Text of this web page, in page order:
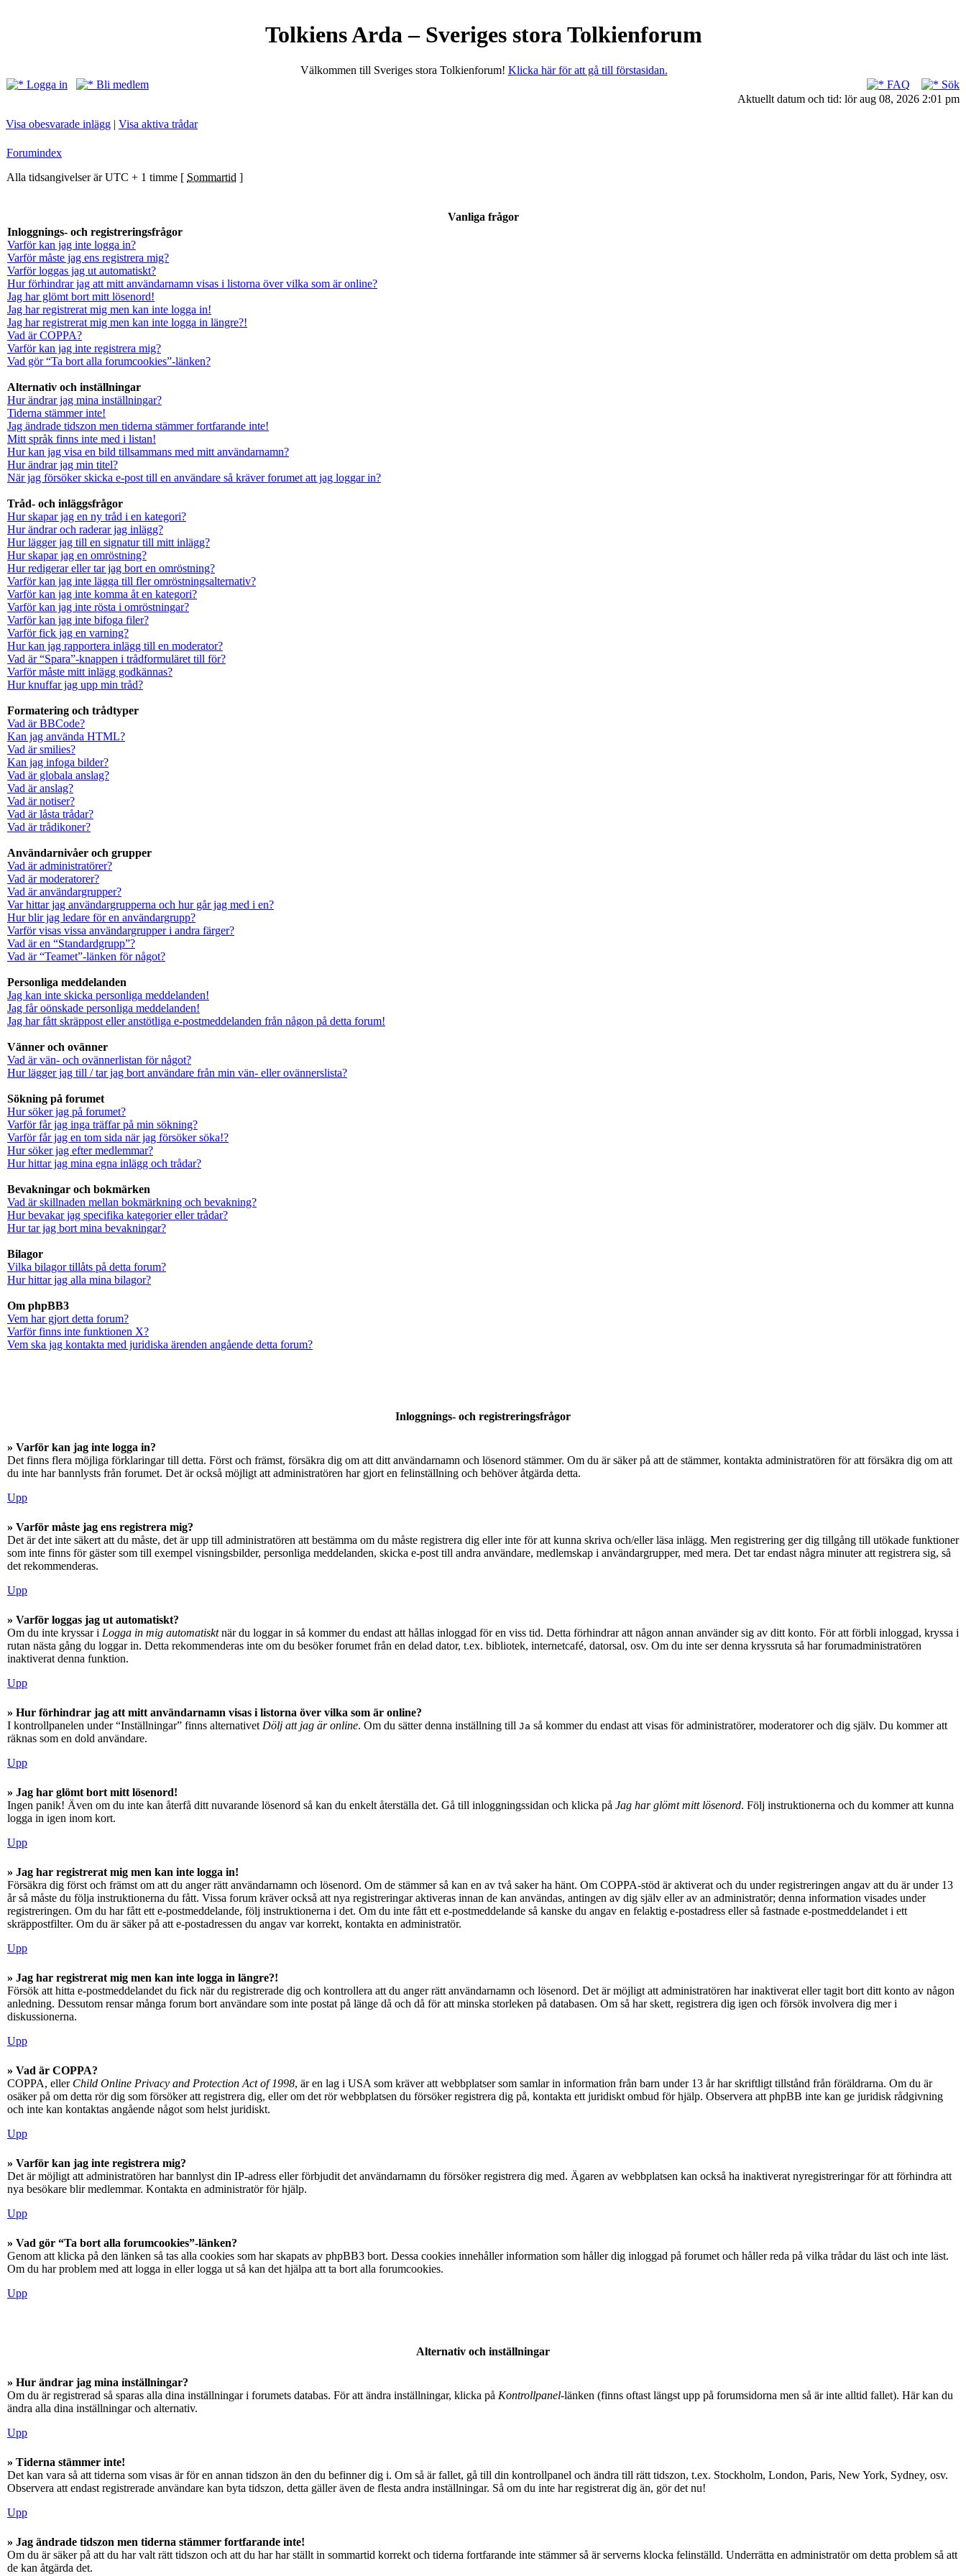
Tolkiens Arda – Sveriges stora Tolkienforum
Välkommen till Sveriges stora Tolkienforum! Klicka här för att gå till förstasidan.
Logga in
Bli medlem FAQ
Sök
Aktuellt datum och tid: lör aug 08, 2026 2:01 pm
Visa obesvarade inlägg | Visa aktiva trådar
Forumindex
Alla tidsangivelser är UTC + 1 timme [ Sommartid ]
Vanliga frågor
Inloggnings- och registreringsfrågor
Varför kan jag inte logga in?
Varför måste jag ens registrera mig?
Varför loggas jag ut automatiskt?
Hur förhindrar jag att mitt användarnamn visas i listorna över vilka som är online?
Jag har glömt bort mitt lösenord!
Jag har registrerat mig men kan inte logga in!
Jag har registrerat mig men kan inte logga in längre?!
Vad är COPPA?
Varför kan jag inte registrera mig?
Vad gör “Ta bort alla forumcookies”-länken?
Alternativ och inställningar
Hur ändrar jag mina inställningar?
Tiderna stämmer inte!
Jag ändrade tidszon men tiderna stämmer fortfarande inte!
Mitt språk finns inte med i listan!
Hur kan jag visa en bild tillsammans med mitt användarnamn?
Hur ändrar jag min titel?
När jag försöker skicka e-post till en användare så kräver forumet att jag loggar in?
Tråd- och inläggsfrågor
Hur skapar jag en ny tråd i en kategori?
Hur ändrar och raderar jag inlägg?
Hur lägger jag till en signatur till mitt inlägg?
Hur skapar jag en omröstning?
Hur redigerar eller tar jag bort en omröstning?
Varför kan jag inte lägga till fler omröstningsalternativ?
Varför kan jag inte komma åt en kategori?
Varför kan jag inte rösta i omröstningar?
Varför kan jag inte bifoga filer?
Varför fick jag en varning?
Hur kan jag rapportera inlägg till en moderator?
Vad är “Spara”-knappen i trådformuläret till för?
Varför måste mitt inlägg godkännas?
Hur knuffar jag upp min tråd?
Formatering och trådtyper
Vad är BBCode?
Kan jag använda HTML?
Vad är smilies?
Kan jag infoga bilder?
Vad är globala anslag?
Vad är anslag?
Vad är notiser?
Vad är låsta trådar?
Vad är trådikoner?
Användarnivåer och grupper
Vad är administratörer?
Vad är moderatorer?
Vad är användargrupper?
Var hittar jag användargrupperna och hur går jag med i en?
Hur blir jag ledare för en användargrupp?
Varför visas vissa användargrupper i andra färger?
Vad är en “Standardgrupp”?
Vad är “Teamet”-länken för något?
Personliga meddelanden
Jag kan inte skicka personliga meddelanden!
Jag får oönskade personliga meddelanden!
Jag har fått skräppost eller anstötliga e-postmeddelanden från någon på detta forum!
Vänner och ovänner
Vad är vän- och ovännerlistan för något?
Hur lägger jag till / tar jag bort användare från min vän- eller ovännerslista?
Sökning på forumet
Hur söker jag på forumet?
Varför får jag inga träffar på min sökning?
Varför får jag en tom sida när jag försöker söka!?
Hur söker jag efter medlemmar?
Hur hittar jag mina egna inlägg och trådar?
Bevakningar och bokmärken
Vad är skillnaden mellan bokmärkning och bevakning?
Hur bevakar jag specifika kategorier eller trådar?
Hur tar jag bort mina bevakningar?
Bilagor
Vilka bilagor tillåts på detta forum?
Hur hittar jag alla mina bilagor?
Om phpBB3
Vem har gjort detta forum?
Varför finns inte funktionen X?
Vem ska jag kontakta med juridiska ärenden angående detta forum?
Inloggnings- och registreringsfrågor
» Varför kan jag inte logga in?
Det finns flera möjliga förklaringar till detta. Först och främst, försäkra dig om att ditt användarnamn och lösenord stämmer. Om du är säker på att de stämmer, kontakta administratören för att försäkra dig om att
du inte har bannlysts från forumet. Det är också möjligt att administratören har gjort en felinställning och behöver åtgärda detta.
Upp
» Varför måste jag ens registrera mig?
Det är det inte säkert att du måste, det är upp till administratören att bestämma om du måste registrera dig eller inte för att kunna skriva och/eller läsa inlägg. Men registrering ger dig tillgång till utökade funktioner
som inte finns för gäster som till exempel visningsbilder, personliga meddelanden, skicka e-post till andra användare, medlemskap i användargrupper, med mera. Det tar endast några minuter att registrera sig, så
det rekommenderas.
Upp
» Varför loggas jag ut automatiskt?
Om du inte kryssar i Logga in mig automatisktnär du loggar in så kommer du endast att hållas inloggad för en viss tid. Detta förhindrar att någon annan använder sig av ditt konto. För att förbli inloggad, kryssa i
rutan nästa gång du loggar in. Detta rekommenderas inte om du besöker forumet från en delad dator, t.ex. bibliotek, internetcafé, datorsal, osv. Om du inte ser denna kryssruta så har forumadministratören
inaktiverat denna funktion.
Upp
» Hur förhindrar jag att mitt användarnamn visas i listorna över vilka som är online?
I kontrollpanelen under “Inställningar” finns alternativet Dölj att jag är online. Om du sätter denna inställning till Ja så kommer du endast att visas för administratörer, moderatorer och dig själv. Du kommer att
räknas som en dold användare.
Upp
» Jag har glömt bort mitt lösenord!
Ingen panik! Även om du inte kan återfå ditt nuvarande lösenord så kan du enkelt återställa det. Gå till inloggningssidan och klicka på Jag har glömt mitt lösenord. Följ instruktionerna och du kommer att kunna
logga in igen inom kort.
Upp
» Jag har registrerat mig men kan inte logga in!
Försäkra dig först och främst om att du anger rätt användarnamn och lösenord. Om de stämmer så kan en av två saker ha hänt. Om COPPA-stöd är aktiverat och du under registreringen angav att du är under 13
år så måste du följa instruktionerna du fått. Vissa forum kräver också att nya registreringar aktiveras innan de kan användas, antingen av dig själv eller av an administratör; denna information visades under
registreringen. Om du har fått ett e-postmeddelande, följ instruktionerna i det. Om du inte fått ett e-postmeddelande så kanske du angav en felaktig e-postadress eller så fastnade e-postmeddelandet i ett
skräppostfilter. Om du är säker på att e-postadressen du angav var korrekt, kontakta en administratör.
Upp
» Jag har registrerat mig men kan inte logga in längre?!
Försök att hitta e-postmeddelandet du fick när du registrerade dig och kontrollera att du anger rätt användarnamn och lösenord. Det är möjligt att administratören har inaktiverat eller tagit bort ditt konto av någon
anledning. Dessutom rensar många forum bort användare som inte postat på länge då och då för att minska storleken på databasen. Om så har skett, registrera dig igen och försök involvera dig mer i
diskussionerna.
Upp
» Vad är COPPA?
COPPA, eller Child Online Privacy and Protection Act of 1998, är en lag i USA som kräver att webbplatser som samlar in information från barn under 13 år har skriftligt tillstånd från föräldrarna. Om du är
osäker på om detta rör dig som försöker att registrera dig, eller om det rör webbplatsen du försöker registrera dig på, kontakta ett juridiskt ombud för hjälp. Observera att phpBB inte kan ge juridisk rådgivning
och inte kan kontaktas angående något som helst juridiskt.
Upp
» Varför kan jag inte registrera mig?
Det är möjligt att administratören har bannlyst din IP-adress eller förbjudit det användarnamn du försöker registrera dig med. Ägaren av webbplatsen kan också ha inaktiverat nyregistreringar för att förhindra att
nya besökare blir medlemmar. Kontakta en administratör för hjälp.
Upp
» Vad gör “Ta bort alla forumcookies”-länken?
Genom att klicka på den länken så tas alla cookies som har skapats av phpBB3 bort. Dessa cookies innehåller information som håller dig inloggad på forumet och håller reda på vilka trådar du läst och inte läst.
Om du har problem med att logga in eller logga ut så kan det hjälpa att ta bort alla forumcookies.
Upp
Alternativ och inställningar
» Hur ändrar jag mina inställningar?
Om du är registrerad så sparas alla dina inställningar i forumets databas. För att ändra inställningar, klicka på Kontrollpanel-länken (finns oftast längst upp på forumsidorna men så är inte alltid fallet). Här kan du
ändra alla dina inställningar och alternativ.
Upp
» Tiderna stämmer inte!
Det kan vara så att tiderna som visas är för en annan tidszon än den du befinner dig i. Om så är fallet, gå till din kontrollpanel och ändra till rätt tidszon, t.ex. Stockholm, London, Paris, New York, Sydney, osv.
Observera att endast registrerade användare kan byta tidszon, detta gäller även de flesta andra inställningar. Så om du inte har registrerat dig än, gör det nu!
Upp
» Jag ändrade tidszon men tiderna stämmer fortfarande inte!
Om du är säker på att du har valt rätt tidszon och att du har har ställt in sommartid korrekt och tiderna fortfarande inte stämmer så är serverns klocka felinställd. Underrätta en administratör om detta problem så att
de kan åtgärda det.